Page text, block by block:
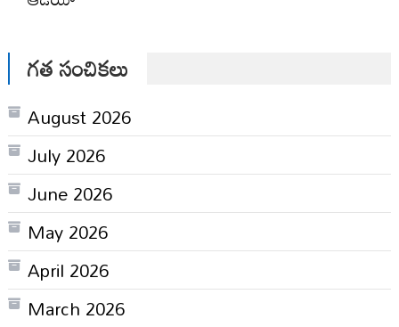
గత సంచికలు
August 2026
July 2026
June 2026
May 2026
April 2026
March 2026